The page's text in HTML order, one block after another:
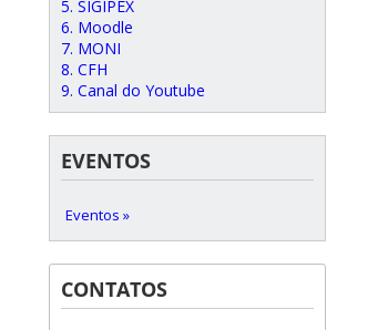
5. SIGIPEX
6. Moodle
7. MONI
8. CFH
9. Canal do Youtube
EVENTOS
Eventos »
CONTATOS